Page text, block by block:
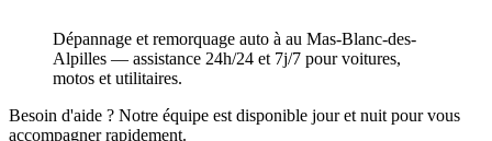
Dépannage et remorquage auto à au Mas-Blanc-des-
Alpilles — assistance 24h/24 et 7j/7 pour voitures,
motos et utilitaires.
Besoin d'aide ? Notre équipe est disponible jour et nuit pour vous
accompagner rapidement.